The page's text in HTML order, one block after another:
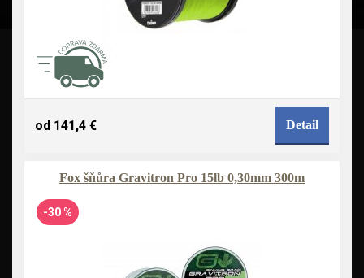
od 141,4 € Detail
Fox šňůra Gravitron Pro 15lb 0,30mm 300m
-30 %